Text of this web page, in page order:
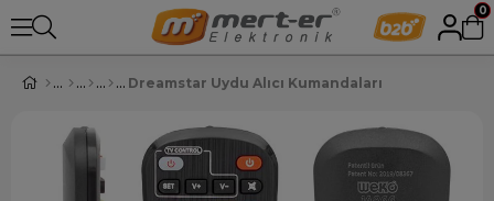
0
Dreamstar Uydu Alıcı Kumandaları